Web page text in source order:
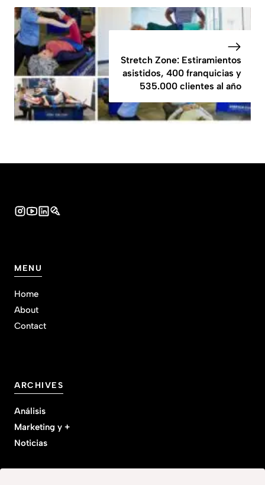
Stretch Zone: Estiramientos
asistidos, 400 franquicias y
535.000 clientes al año
MENU
Home
About
Contact
ARCHIVES
Análisis
Marketing y +
Noticias